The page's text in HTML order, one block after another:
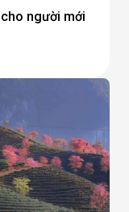
người mới